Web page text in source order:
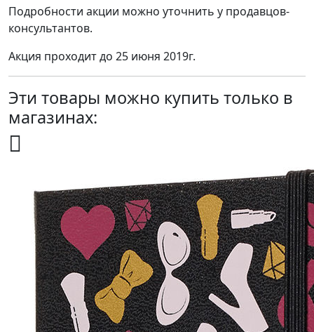
Подробности акции можно уточнить у продавцов-
консультантов.
Акция проходит до 25 июня 2019г.
Эти товары можно купить только в
магазинах: